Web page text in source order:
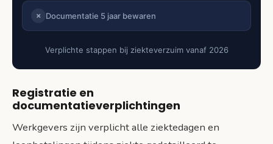
✗ Documentatie 5 jaar bewaren
Verplichte stappen bij ziekteverzuim vanaf 2026
Registratie en
documentatieverplichtingen
Werkgevers zijn verplicht alle ziektedagen en